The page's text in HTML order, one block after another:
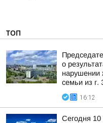
ТОП
о
нарушении
семьи из г.
16:12
Сегодня 10